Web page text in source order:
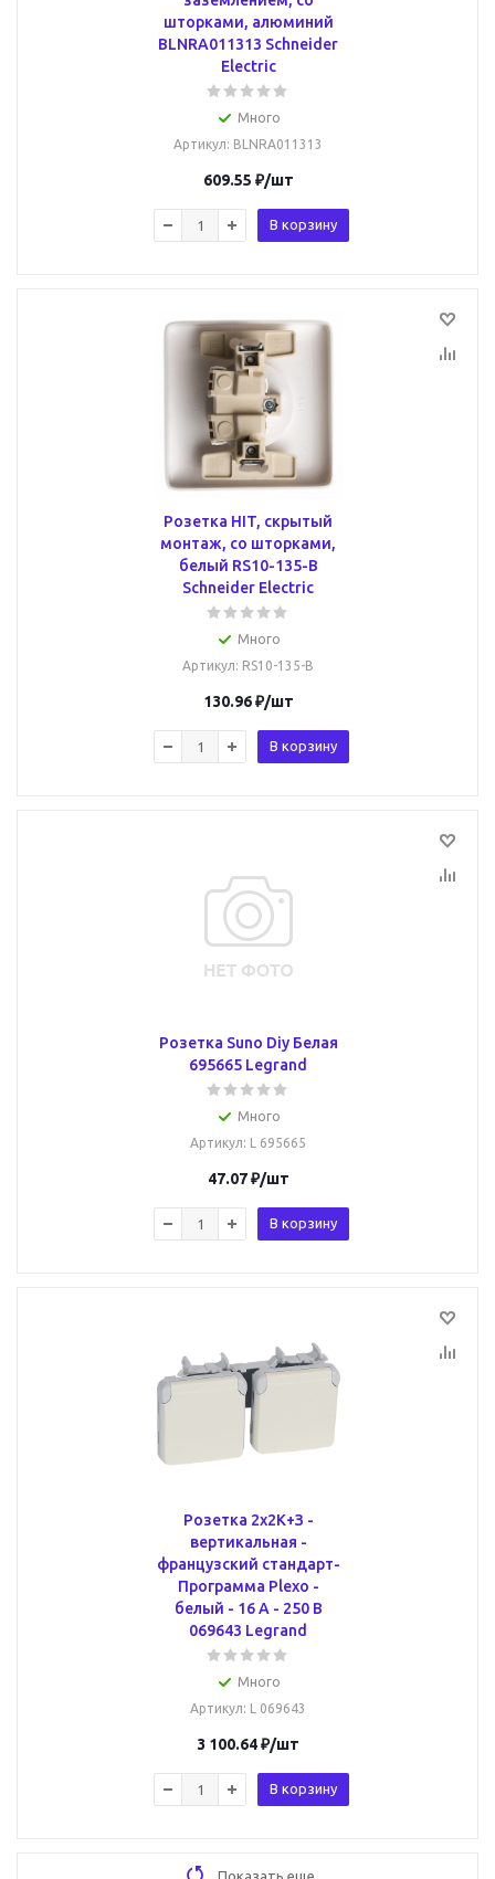
шторками, алюминий
BLNRA011313 Schneider
Electric
Много
Артикул: BLNRA011313
609.55 ₽/шт
В корзину
Розетка HIT, скрытый
монтаж, со шторками,
белый RS10-135-B
Schneider Electric
Много
Артикул: RS10-135-B
130.96₽/шт
В корзину
Розетка Suno Diy Белая
695665 Legrand
Много
Артикул: L 695665
47.07₽/шт
В корзину
Розетка 2х2К+З -
вертикальная -
французский стандарт-
Программа Plexo -
белый - 16 A - 250 В
069643 Legrand
Много
Артикул: L 069643
3 100.64₽/шт
В корзину
Показать еще